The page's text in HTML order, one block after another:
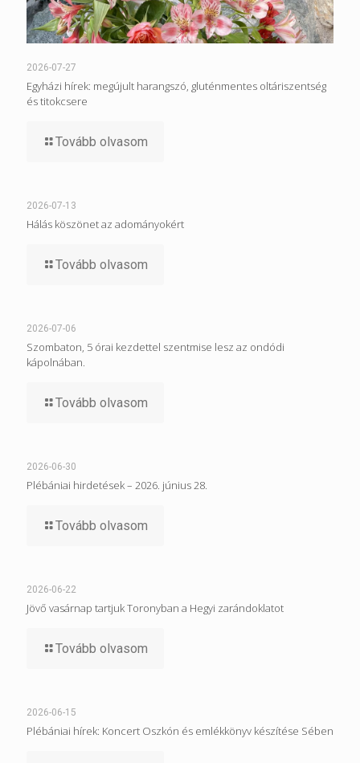
2026-07-27
Egyházi hírek: megújult harangszó, gluténmentes oltáriszentség
és titokcsere
Tovább olvasom
2026-07-13
Hálás köszönet az adományokért
Tovább olvasom
2026-07-06
Szombaton, 5 órai kezdettel szentmise lesz az ondódi
kápolnában.
Tovább olvasom
2026-06-30
Plébániai hirdetések – 2026. június 28.
Tovább olvasom
2026-06-22
Jövő vasárnap tartjuk Toronyban a Hegyi zarándoklatot
Tovább olvasom
2026-06-15
Plébániai hírek: Koncert Oszkón és emlékkönyv készítése Sében